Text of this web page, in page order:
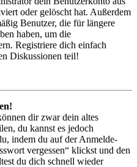
oder gelöscht hat. Außerdem
Benutzer, die für längere
haben, um die
Registriere dich einfach
Diskussionen teil!
dir zwar dein altes
du kannst es jedoch
indem du auf der Anmelde-
vergessen“ klickst und den
du dich schnell wieder